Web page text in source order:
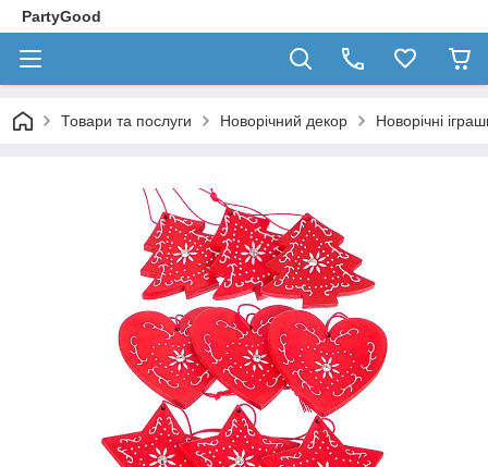
PartyGood
Товари та послуги Новорічний декор Новорічні